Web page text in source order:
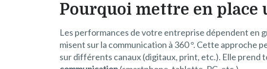
Pourquoi mettre en place
Les performances de votre entreprise dépendent en
misent sur la communication à 360 °. Cette
sur différents canaux (digitaux, print, etc.). Elle prend